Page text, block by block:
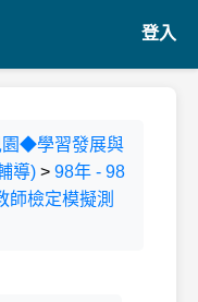
登入
◆學習發展與
導) > 98年 - 98
師檢定模擬測